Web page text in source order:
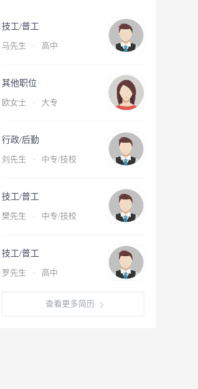
技工/普工
马先生 · 高中
其他职位
欧女士 · 大专
行政/后勤
刘先生 · 中专/技校
技工/普工
樊先生 · 中专/技校
技工/普工
罗先生 · 高中
查看更多简历